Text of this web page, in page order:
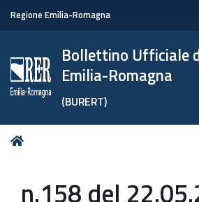
Regione Emilia-Romagna
Bollettino Ufficiale
Emilia-Romagna
(BURERT)
Tu
n.158 del